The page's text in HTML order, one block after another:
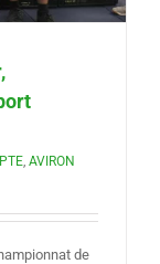
, AVIRON
de